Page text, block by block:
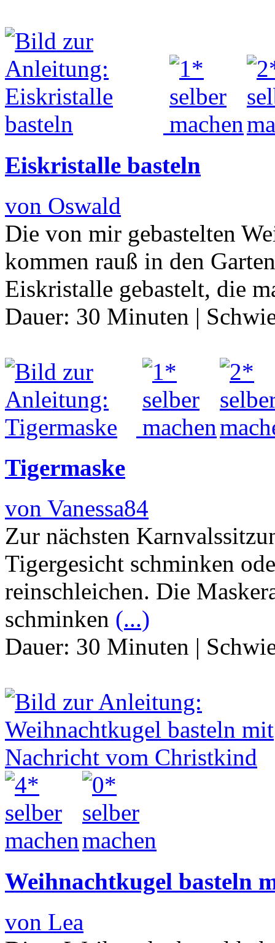
Eiskristalle basteln
von Oswald
Die von mir gebastelten
kommen rauß in den
Eiskristalle gebastelt, die
Dauer: 30 Minuten |
Tigermaske
von Vanessa84
Zur nächsten
Tigergesicht schminken
reinschleichen. Die
schminken (...)
Dauer: 30 Minuten |
Weihnachtkugel basteln
von Lea